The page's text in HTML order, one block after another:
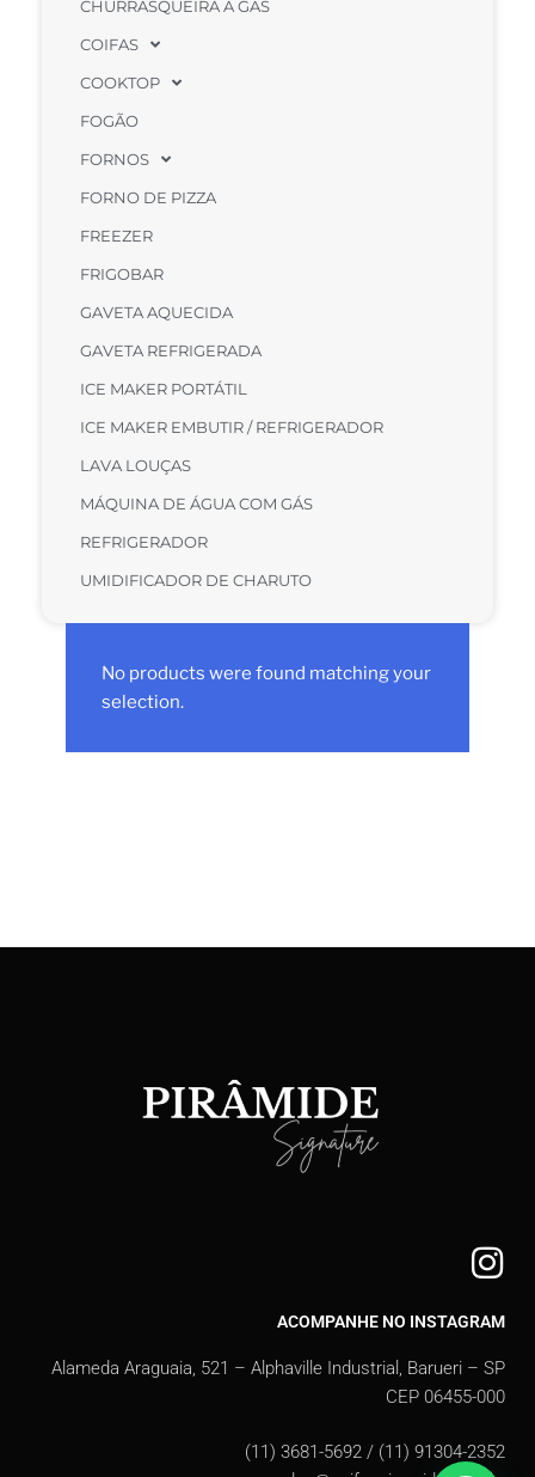
CHURRASQUEIRA A GAS
COIFAS
COOKTOP
FOGÃO
FORNOS
FORNO DE PIZZA
FREEZER
FRIGOBAR
GAVETA AQUECIDA
GAVETA REFRIGERADA
ICE MAKER PORTÁTIL
ICE MAKER EMBUTIR / REFRIGERADOR
LAVA LOUÇAS
MÁQUINA DE ÁGUA COM GÁS
REFRIGERADOR
UMIDIFICADOR DE CHARUTO
No products were found matching your
selection.
ACOMPANHE NO INSTAGRAM
Alameda Araguaia, 521 – Alphaville Industrial, Barueri – SP
CEP 06455-000
(11) 3681-5692 / (11) 91304-2352